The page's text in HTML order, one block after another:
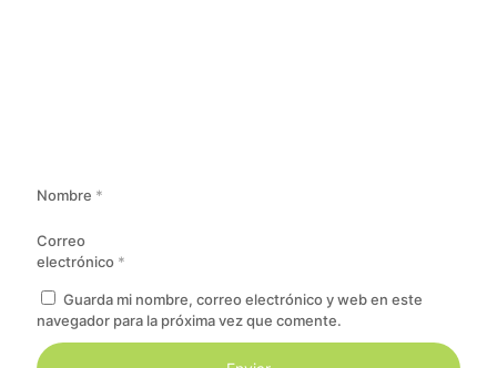
Nombre *
Correo
electrónico *
Guarda mi nombre, correo electrónico y web en este
navegador para la próxima vez que comente.